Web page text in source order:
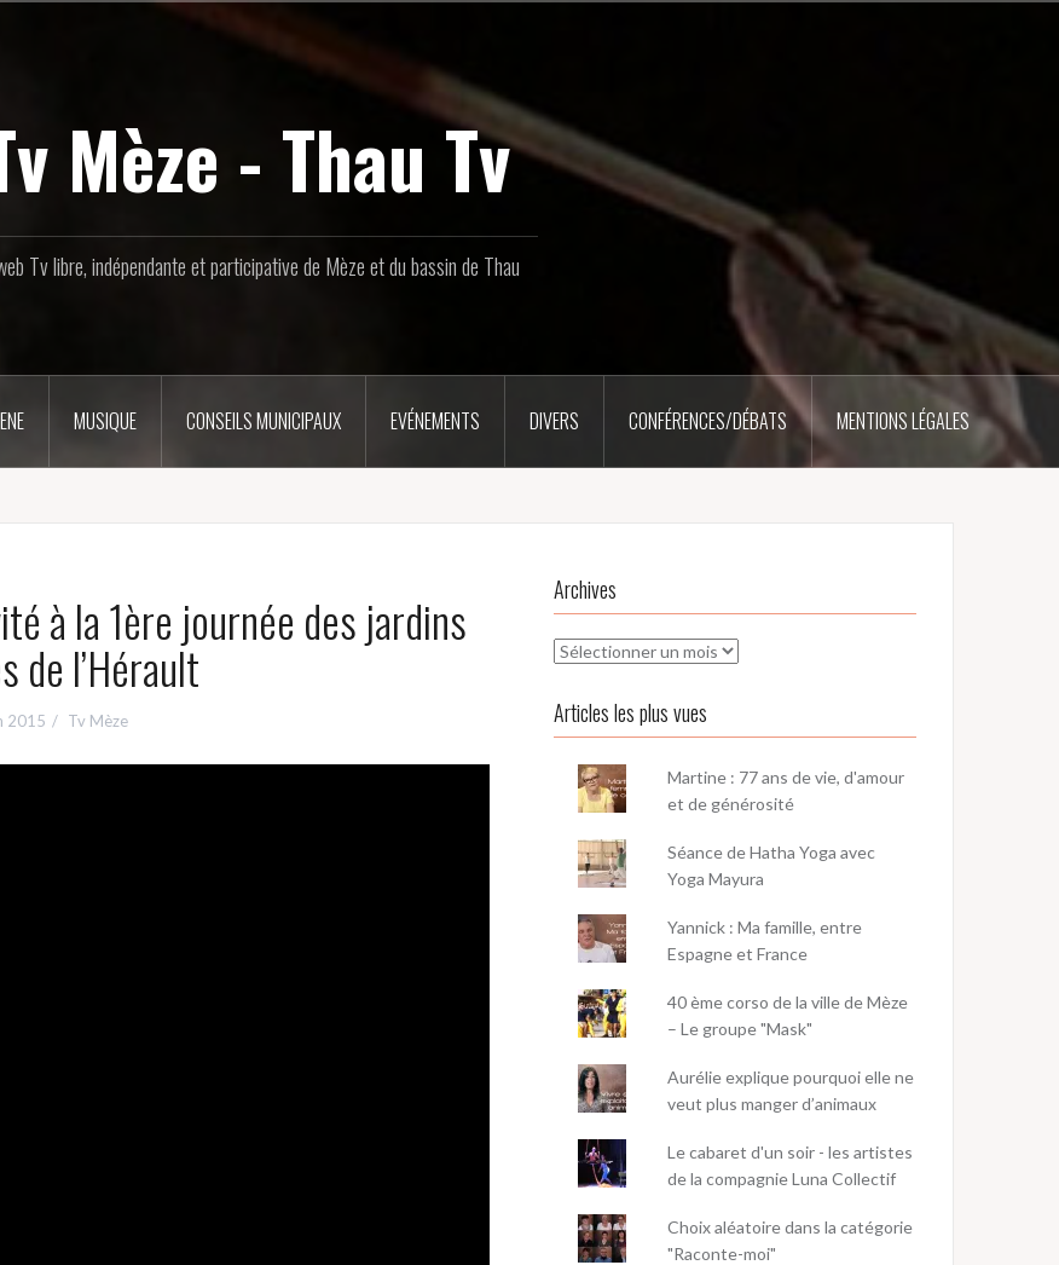
Mèze - Thau Tv
Tv libre, indépendante et participative de Mèze et du bassin de Thau
MUSIQUE CONSEILS MUNICIPAUX EVÉNEMENTS DIVERS CONFÉRENCES/DÉBATS MENTIONS LÉGALES
à la 1ère journée des jardins
de l’Hérault
2015 Tv Mèze
Archives
Archives
Articles les plus vues
Martine : 77 ans de vie, d'amour
et de générosité
Séance de Hatha Yoga avec
Yoga Mayura
Yannick : Ma famille, entre
Espagne et France
40 ème corso de la ville de Mèze
– Le groupe "Mask"
Aurélie explique pourquoi elle ne
veut plus manger d’animaux
Le cabaret d'un soir - les artistes
de la compagnie Luna Collectif
Choix aléatoire dans la catégorie
"Raconte-moi"